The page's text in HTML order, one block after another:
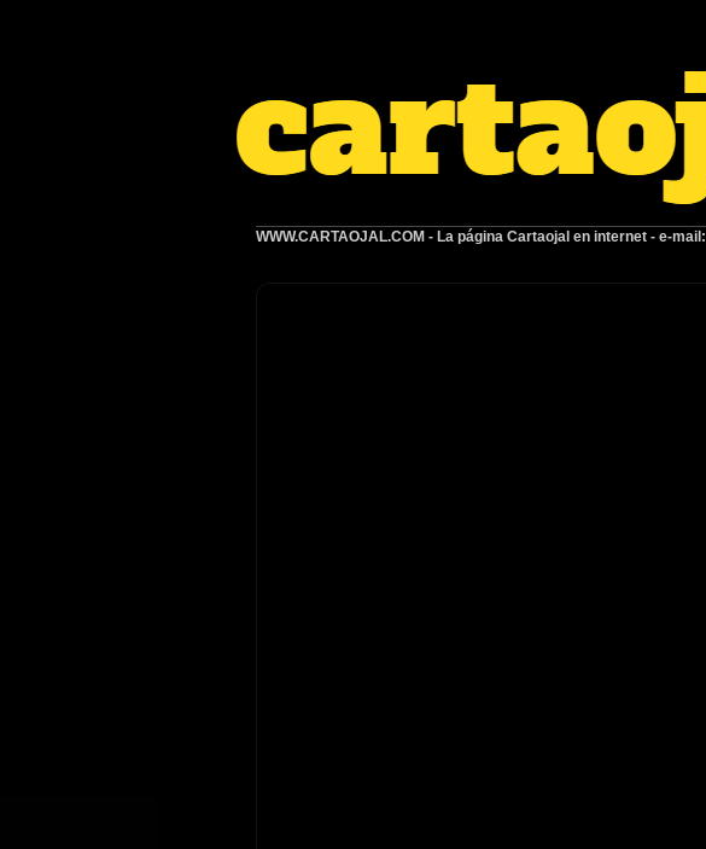
WWW.CARTAOJAL.COM - La página Cartaojal en internet - e-mail: